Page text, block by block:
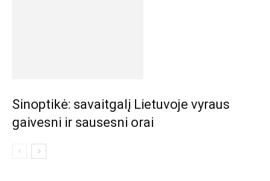
Sinoptikė: savaitgalį Lietuvoje vyraus
gaivesni ir sausesni orai